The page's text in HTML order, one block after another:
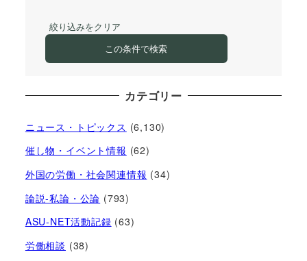
絞り込みをクリア
この条件で検索
カテゴリー
ニュース・トピックス (6,130)
催し物・イベント情報 (62)
外国の労働・社会関連情報 (34)
論説-私論・公論 (793)
ASU-NET活動記録 (63)
労働相談 (38)